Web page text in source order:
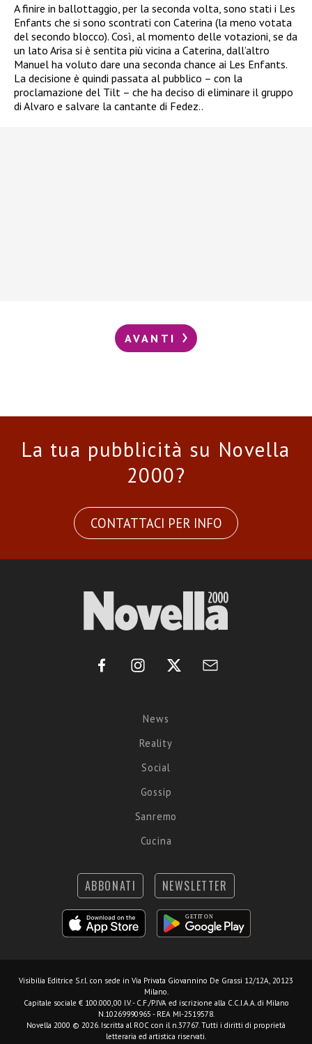
A finire in ballottaggio, per la seconda volta, sono stati i Les
Enfants che si sono scontrati con Caterina (la meno votata
del secondo blocco). Così, al momento delle votazioni, se da
un lato Arisa si è sentita più vicina a Caterina, dall’altro
Manuel ha voluto dare una seconda chance ai Les Enfants.
La decisione è quindi passata al pubblico – con la
proclamazione del Tilt – che ha deciso di eliminare il gruppo
di Alvaro e salvare la cantante di Fedez..
AVANTI
La tua pubblicità su Novella
2000?
CONTATTACI PER INFO
News
Reality
Social
Gossip
Sanremo
Cucina
ABBONATI NEWSLETTER
Visibilia Editrice S.r.l. con sede in Via Privata Giovannino De Grassi 12/12A, 20123
Milano.
Capitale sociale € 100.000,00 I.V. - C.F./P.IVA ed iscrizione alla C.C.I.A.A. di Milano
N.10269990965 - REA MI-2519578.
Novella 2000 © 2026. Iscritta al ROC con il n.37767. Tutti i diritti di proprietà
letteraria ed artistica riservati.